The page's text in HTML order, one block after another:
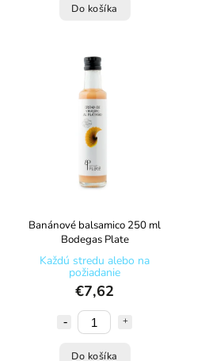
Do košíka
Banánové balsamico 250 ml
Bodegas Plate
Každú stredu alebo na
požiadanie
€7,62
Do košíka